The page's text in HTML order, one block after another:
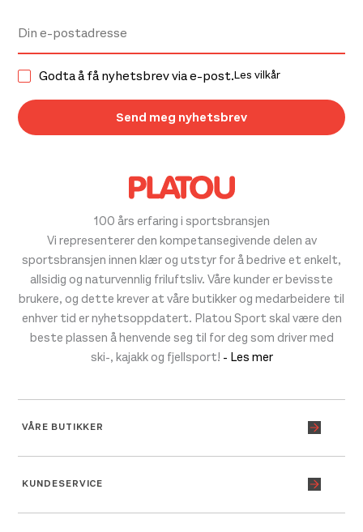
100 års erfaring i sportsbransjen
Vi representerer den kompetansegivende delen av
sportsbransjen innen klær og utstyr for å bedrive et enkelt,
allsidig og naturvennlig friluftsliv. Våre kunder er bevisste
brukere, og dette krever at våre butikker og medarbeidere til
enhver tid er nyhetsoppdatert. Platou Sport skal være den
beste plassen å henvende seg til for deg som driver med
ski-, kajakk og fjellsport! - Les mer
VÅRE BUTIKKER
KUNDESERVICE
Godta å få nyhetsbrev via e-post.Les vilkår